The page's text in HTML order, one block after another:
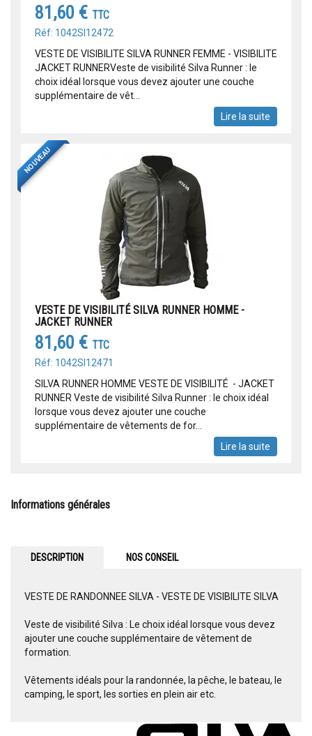
81,60 € TTC
Réf: 1042SI12472
VESTE DE VISIBILITE SILVA RUNNER FEMME - VISIBILITE
JACKET RUNNERVeste de visibilité Silva Runner : le
choix idéal lorsque vous devez ajouter une couche
supplémentaire de vêt...
Lire la suite
NOUVEAU
VESTE DE VISIBILITÉ SILVA RUNNER HOMME -
JACKET RUNNER
81,60 € TTC
Réf: 1042SI12471
SILVA RUNNER HOMME VESTE DE VISIBILITÉ - JACKET
RUNNER Veste de visibilité Silva Runner : le choix idéal
lorsque vous devez ajouter une couche
supplémentaire de vêtements de for...
Lire la suite
Informations générales
DESCRIPTION NOS CONSEIL
VESTE DE RANDONNEE SILVA - VESTE DE VISIBILITE SILVA
Veste de visibilité Silva : Le choix idéal lorsque vous devez
ajouter une couche supplémentaire de vêtement de
formation.
Vêtements idéals pour la randonnée, la pêche, le bateau, le
camping, le sport, les sorties en plein air etc.